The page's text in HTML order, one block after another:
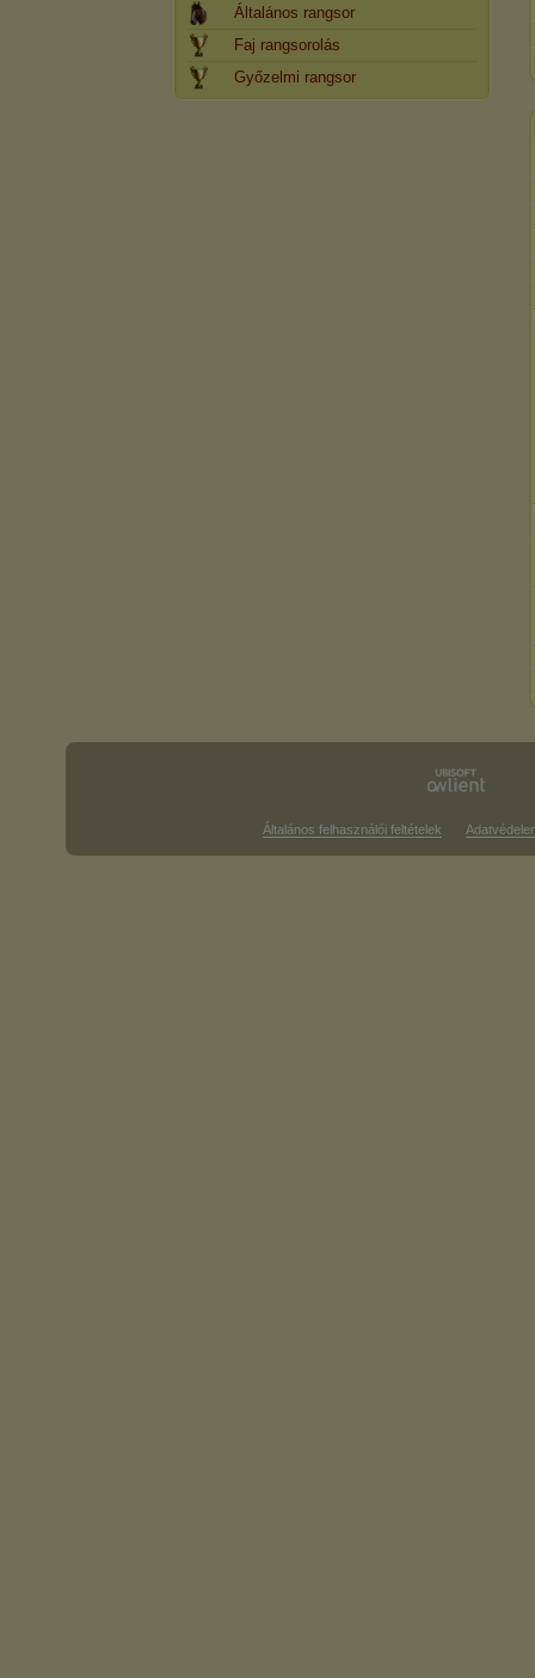
Általános rangsor
Faj rangsorolás
Győzelmi rangsor
Általános felhasználói feltételek